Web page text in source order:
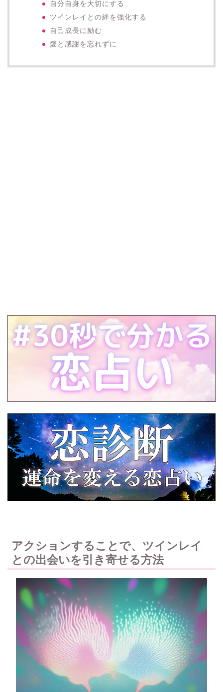
自分自身を大切にする
ツインレイとの絆を強化する
自己成長に励む
愛と感謝を忘れずに
アクションすることで、ツインレイ
との出会いを引き寄せる方法